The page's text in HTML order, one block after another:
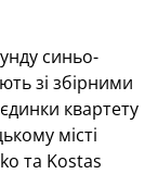
синьо-
зі збірними
квартету
місті
та Kostas